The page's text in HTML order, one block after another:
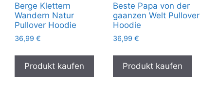
Berge Klettern
Wandern Natur
Pullover Hoodie
36,99 €
Produkt kaufen
Beste Papa von der
gaanzen Welt Pullover
Hoodie
36,99 €
Produkt kaufen